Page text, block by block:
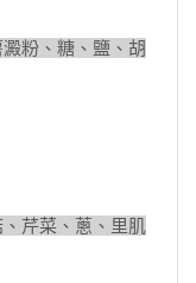
粉、糖、鹽、胡
芹菜、蔥、里肌